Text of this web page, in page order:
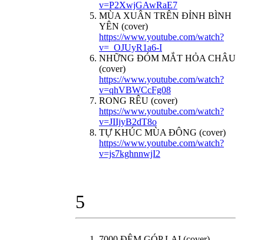
v=P2XwjGAwRaE7
MÙA XUÂN TRÊN ĐỈNH BÌNH
YÊN (cover)
https://www.youtube.com/watch?
v=_OJUyR1a6-I
NHỮNG ĐÓM MẮT HỎA CHÂU
(cover)
https://www.youtube.com/watch?
v=qhVBWCcFg08
RONG RÊU (cover)
https://www.youtube.com/watch?
v=JIIjyB2dT8o
TỰ KHÚC MÙA ĐÔNG (cover)
https://www.youtube.com/watch?
v=js7kghnnwjI2
5